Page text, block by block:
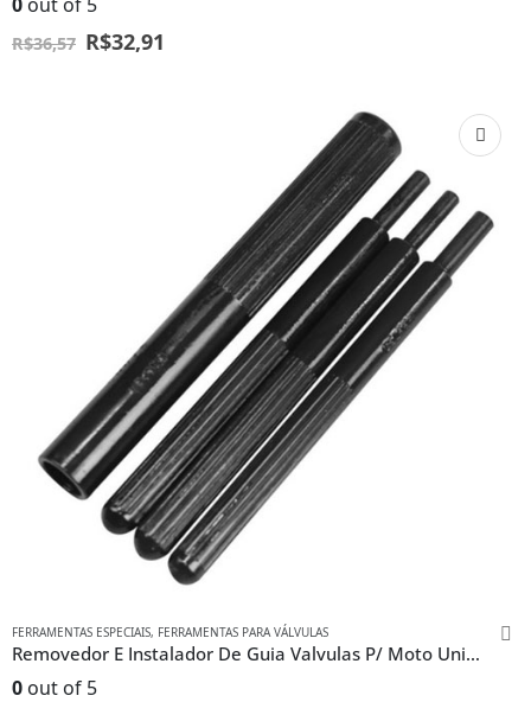
R$36,57 R$32,91
FERRAMENTAS ESPECIAIS, FERRAMENTAS PARA VÁLVULAS
Removedor E Instalador De Guia Valvulas P/ Moto Universal
0 out of 5